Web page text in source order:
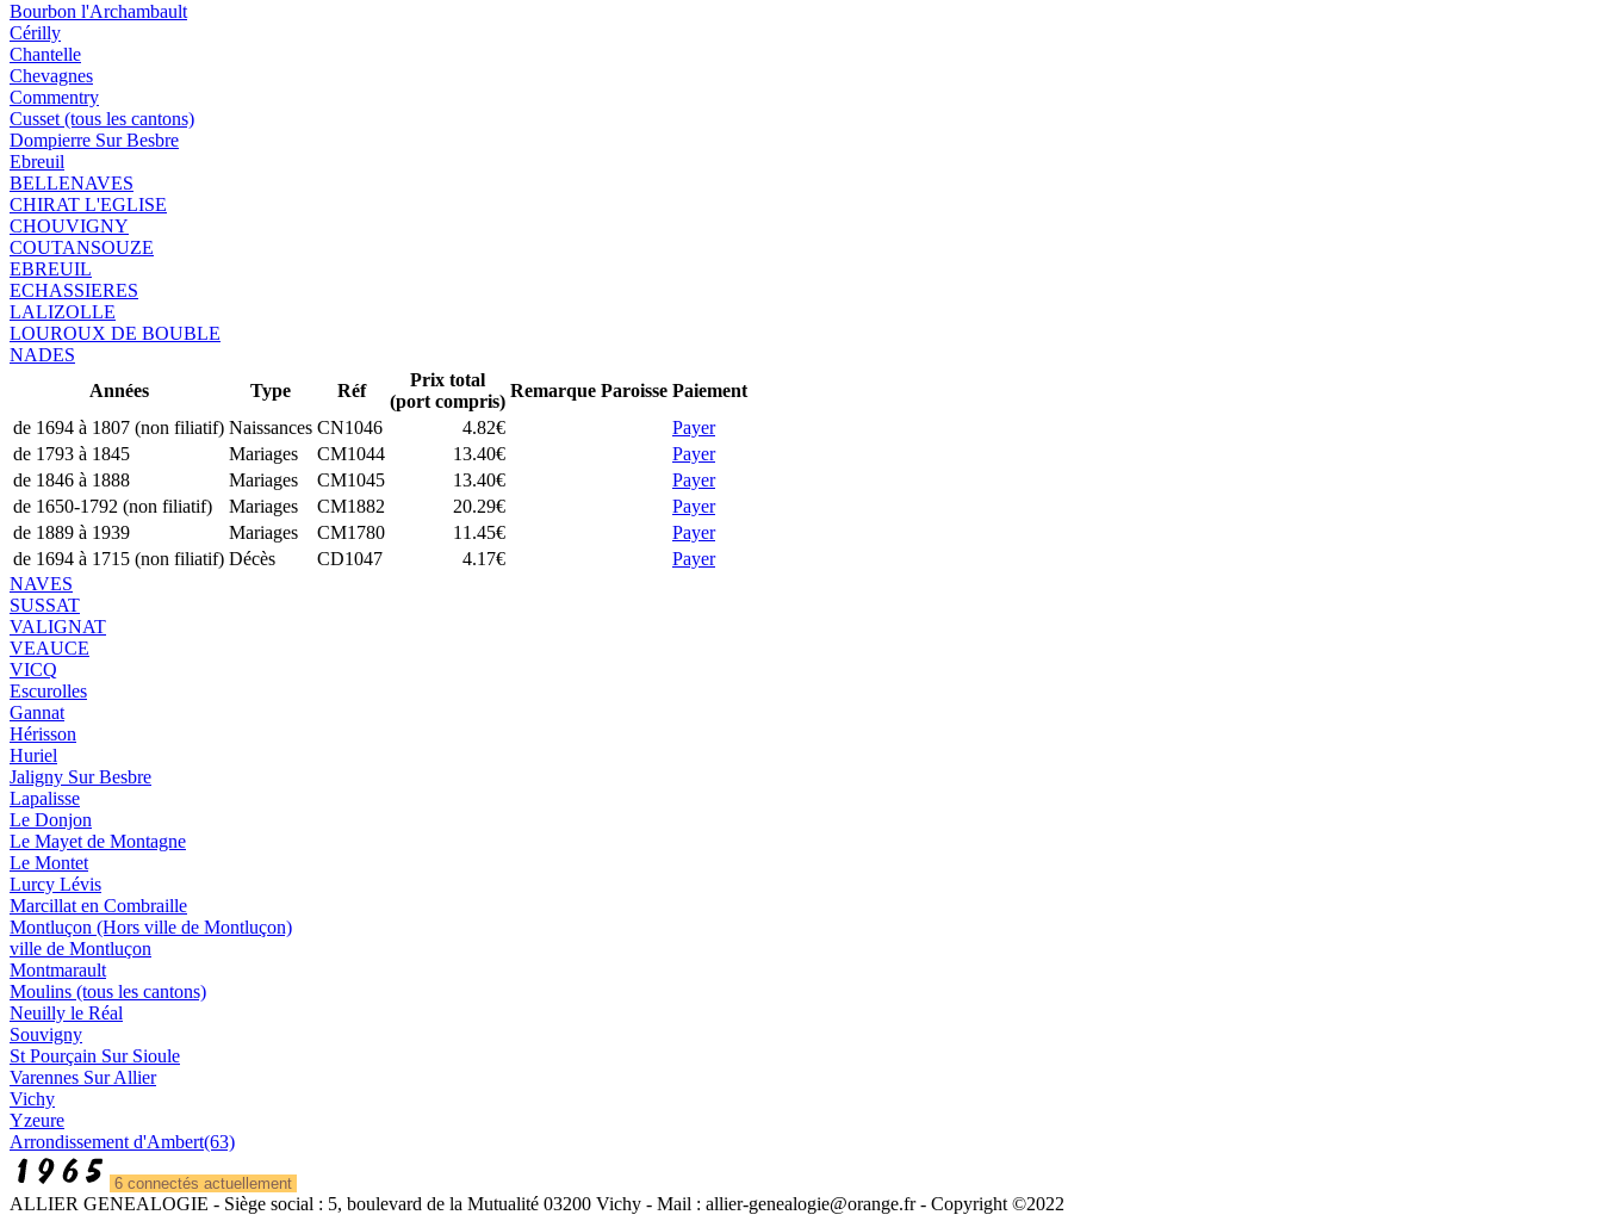
Bourbon l'Archambault
Cérilly
Chantelle
Chevagnes
Commentry
Cusset (tous les cantons)
Dompierre Sur Besbre
Ebreuil
BELLENAVES
CHIRAT L'EGLISE
CHOUVIGNY
COUTANSOUZE
EBREUIL
ECHASSIERES
LALIZOLLE
LOUROUX DE BOUBLE
NADES
Années
Type Réf
Prix total
(port compris)
Remarque Paroisse Paiement
de 1694 à 1807 (non filiatif) Naissances CN1046 4.82€
Payer
de 1793 à 1845
Mariages CM1044 13.40€
Payer
de 1846 à 1888
Mariages CM1045 13.40€
Payer
de 1650-1792 (non filiatif)
Mariages CM1882 20.29€
Payer
de 1889 à 1939
Mariages CM1780 11.45€
Payer
de 1694 à 1715 (non filiatif) Décès CD1047 4.17€
Payer
NAVES
SUSSAT
VALIGNAT
VEAUCE
VICQ
Escurolles
Gannat
Hérisson
Huriel
Jaligny Sur Besbre
Lapalisse
Le Donjon
Le Mayet de Montagne
Le Montet
Lurcy Lévis
Marcillat en Combraille
Montluçon (Hors ville de Montluçon)
ville de Montluçon
Montmarault
Moulins (tous les cantons)
Neuilly le Réal
Souvigny
St Pourçain Sur Sioule
Varennes Sur Allier
Vichy
Yzeure
Arrondissement d'Ambert(63)
6 connectés actuellement
ALLIER GENEALOGIE - Siège social : 5, boulevard de la Mutualité 03200 Vichy - Mail : allier-genealogie@orange.fr - Copyright ©2022